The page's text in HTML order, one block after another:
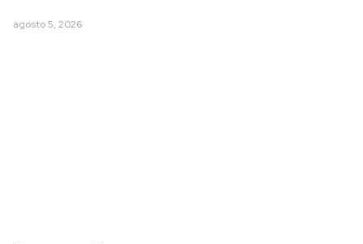
agosto 5, 2026